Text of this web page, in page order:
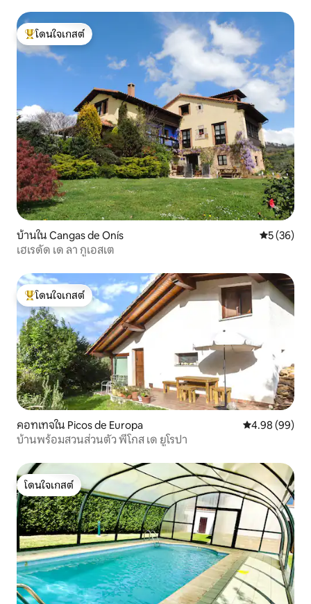
โดนใจเกสต์ที่สุด
โดนใจเกสต์
บ้านใน Cangas de Onís คะแนนเฉลี่
5 (36)
เฮเรดัด เด ลา กูเอสเต
โดนใจเกสต์ที่สุด
โดนใจเกสต์
คอทเทจใน Picos de Europa คะแนนเฉลี่ย
4.98 (99)
บ้านพร้อมสวนส่วนตัว พีโกส เด ยูโรปา
โดนใจเกสต์
โดนใจเกสต์